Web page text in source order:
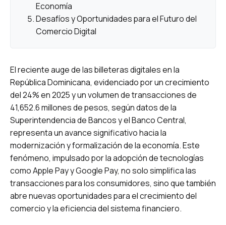
Economía
Desafíos y Oportunidades para el Futuro del
Comercio Digital
El reciente auge de las billeteras digitales en la
República Dominicana, evidenciado por un crecimiento
del 24% en 2025 y un volumen de transacciones de
41,652.6 millones de pesos, según datos de la
Superintendencia de Bancos y el Banco Central,
representa un avance significativo hacia la
modernización y formalización de la economía. Este
fenómeno, impulsado por la adopción de tecnologías
como Apple Pay y Google Pay, no solo simplifica las
transacciones para los consumidores, sino que también
abre nuevas oportunidades para el crecimiento del
comercio y la eficiencia del sistema financiero.